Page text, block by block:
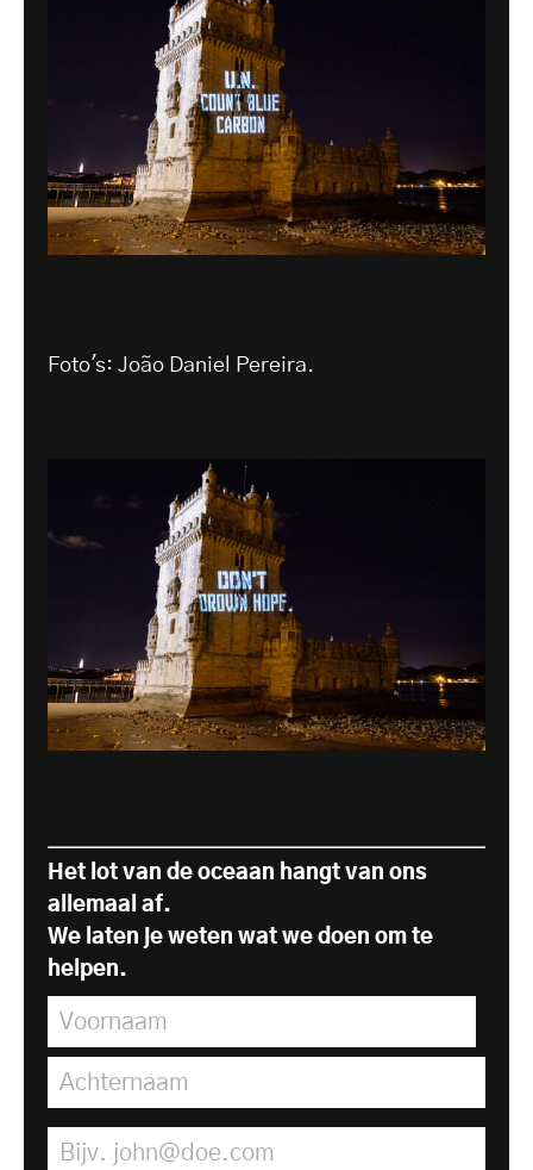
Foto's: João Daniel Pereira.
Het lot van de oceaan hangt van ons
allemaal af.
We laten je weten wat we doen om te
helpen.
Voornaam
Achternaam
E-mailadres *